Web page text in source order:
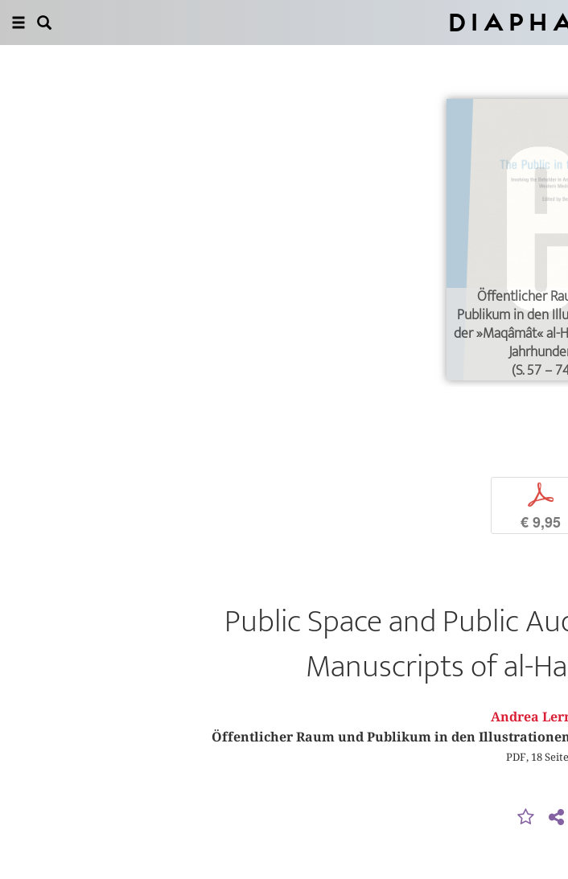
Öffentlicher
Publikum in den
der »Maqâmât« al-
(S. 57 –
p
€ 9,95
Public Space and Public
Manuscripts of al-
Andrea
Öffentlicher Raum und Publikum in den
PDF, 18